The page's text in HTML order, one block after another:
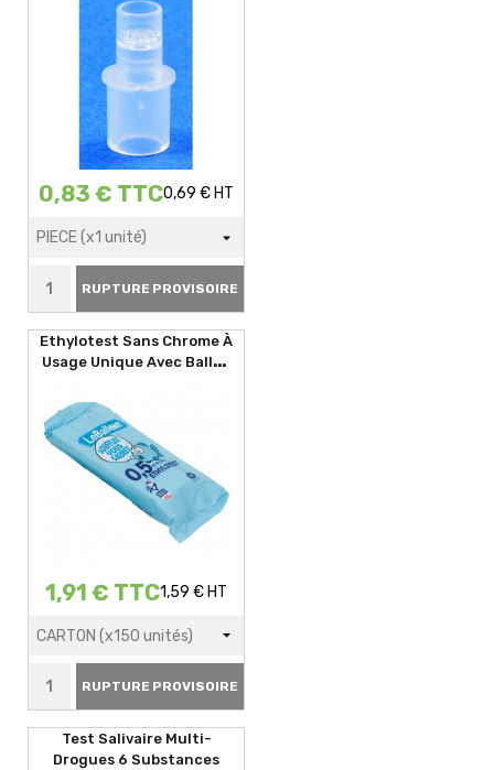
0,83 € TTC0,69 € HT
RUPTURE PROVISOIRE
Ethylotest Sans Chrome À
Usage Unique Avec Ballon
1,91 € TTC1,59 € HT
RUPTURE PROVISOIRE
Test Salivaire Multi-
Drogues 6 Substances